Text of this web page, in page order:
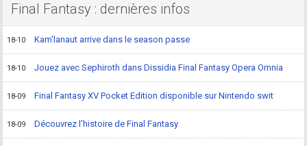
Final Fantasy : dernières infos
18-10 Kam'lanaut arrive dans le season passe
18-10 Jouez avec Sephiroth dans Dissidia Final Fantasy Opera Omnia
18-09 Final Fantasy XV Pocket Edition disponible sur Nintendo swit
18-09 Découvrez l'histoire de Final Fantasy